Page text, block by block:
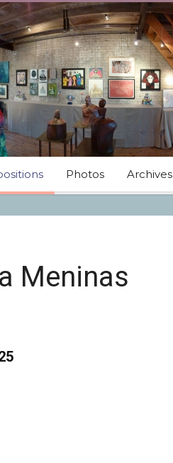
Photos Archives
Meninas